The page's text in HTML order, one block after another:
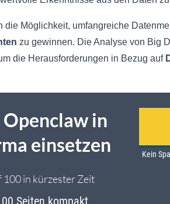
die Möglichkeit, umfangreiche
zu gewinnen. Die Analyse von Big
die Herausforderungen in Bezug auf